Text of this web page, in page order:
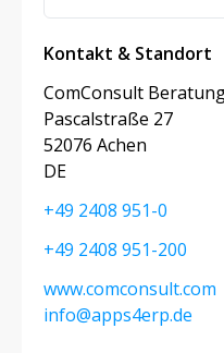
Kontakt & Standort
ComConsult
Pascalstraße 27
52076 Achen
DE
+49 2408 951-0
+49 2408 951-200
www.comconsult.com
info@apps4erp.de